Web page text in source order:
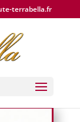
terrabella.fr